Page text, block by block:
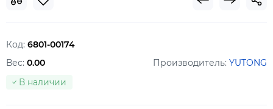
Код: 6801-00174
Производитель: YUTONG
В наличии
Вес: 0.00